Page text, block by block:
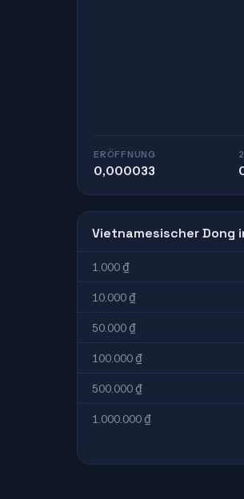
ERÖFFNUNG
0,000033
Vietnamesischer Dong
1.000 ₫
10.000 ₫
50.000 ₫
100.000 ₫
500.000 ₫
1.000.000 ₫